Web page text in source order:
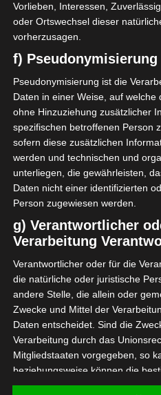
Allerdings kann die FTF
noch nicht die Liste der
spielen werden. Zum einen
Soliman den
angerufen und die
angefochten. Zum
Jeunesse Sportive
Athlétique Bizertin
Verband am 14. Juli prüfen
Zur Erinnerung: JSK
unabhängigen
Ansicht ist, dass der CAB
seiner Schulden
gegen den Grundsatz
Mannschaften verstoßen
Vereins aus der
Interventionen oder
ausgeübt worden sein,
akzeptieren.
Vorlieben, Interessen,
oder Ortswechsel dieser
vorherzusagen.
f) Pseudonymisierung
Pseudonymisierung ist die
Daten in einer Weise, auf
ohne Hinzuziehung zusätzlicher
spezifischen betroffenen Person
sofern diese zusätzlichen
werden und technischen und
unterliegen, die gewährleisten,
Daten nicht einer identifizierten
Person zugewiesen werden.
g) Verantwortlicher
Verarbeitung
Verantwortlicher oder für die
die natürliche oder juristische
andere Stelle, die allein oder
Zwecke und Mittel der
Daten entscheidet. Sind die
Verarbeitung durch das
Mitgliedstaaten vorgegeben, so
beziehungsweise können die
Benennung nach dem